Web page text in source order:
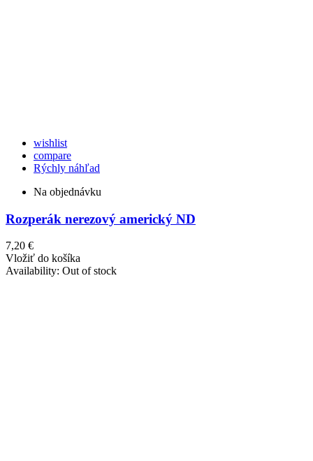
wishlist
compare
Rýchly náhľad
Na objednávku
Rozperák nerezový americký ND
7,20 €
Vložiť do košíka
Availability: Out of stock